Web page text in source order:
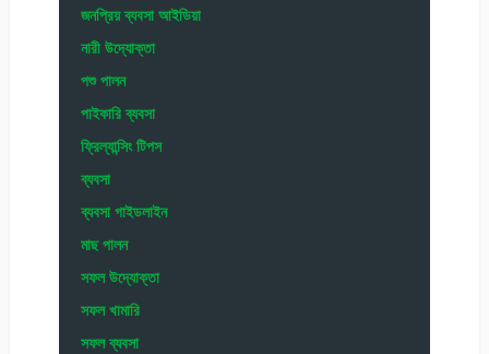
জনপ্রিয় ব্যবসা আইডিয়া
নারী উদ্যোক্তা
পশু পালন
পাইকারি ব্যবসা
ফ্রিল্যান্সিং টিপস
ব্যবসা
ব্যবসা গাইডলাইন
মাছ পালন
সফল উদ্যোক্তা
সফল খামারি
সফল ব্যবসা